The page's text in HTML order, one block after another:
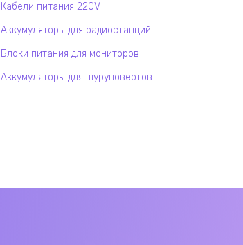
Кабели питания 220V
Аккумуляторы для радиостанций
Блоки питания для мониторов
Аккумуляторы для шуруповертов